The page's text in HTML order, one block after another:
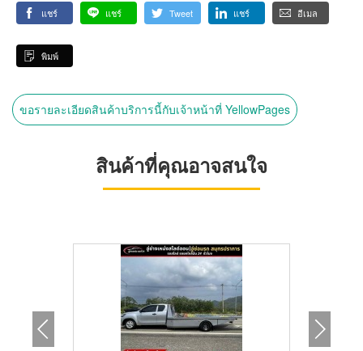
แชร์ แชร์ Tweet แชร์ อีเมล
พิมพ์
ขอรายละเอียดสินค้าบริการนี้กับเจ้าหน้าที่ YellowPages
สินค้าที่คุณอาจสนใจ